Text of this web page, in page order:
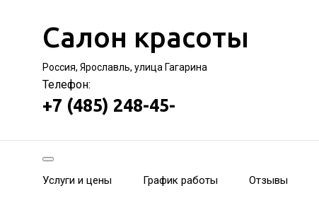
Салон красоты
Россия, Ярославль, улица Гагарина
Телефон:
+7 (485) 248-45-
Услуги и цены График работы Отзывы